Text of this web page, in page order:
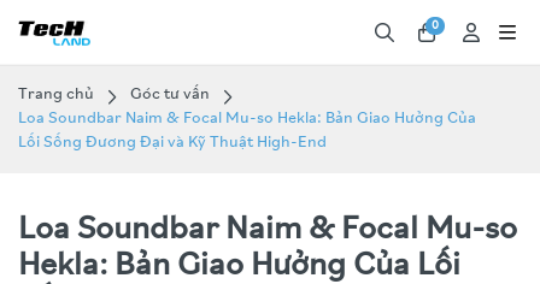
0
Trang chủ
Góc tư vấn
Loa Soundbar Naim & Focal Mu-so Hekla: Bản Giao Hưởng Của
Lối Sống Đương Đại và Kỹ Thuật High-End
Loa Soundbar Naim & Focal Mu-so
Hekla: Bản Giao Hưởng Của Lối